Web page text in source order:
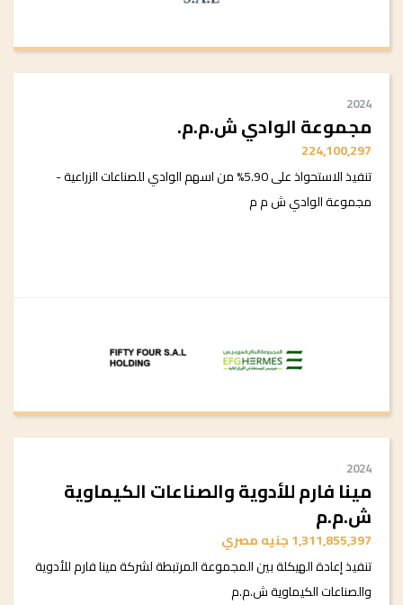
2024
مجموعة الوادي ش.م.م.
224,100,297
تنفيذ الاستحواذ على 5.90% من اسهم الوادي للصناعات الزراعية -
مجموعة الوادي ش م م
2024
مينا فارم للأدوية والصناعات الكيماوية
ش.م.م
1,311,855,397 جنيه مصري
تنفيذ إعادة الهيكلة بين المجموعة المرتبطة لشركة مينا فارم للأدوية
والصناعات الكيماوية ش.م.م